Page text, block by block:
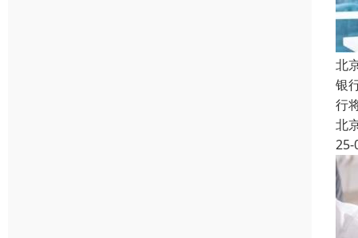
北
银
行
北
25-